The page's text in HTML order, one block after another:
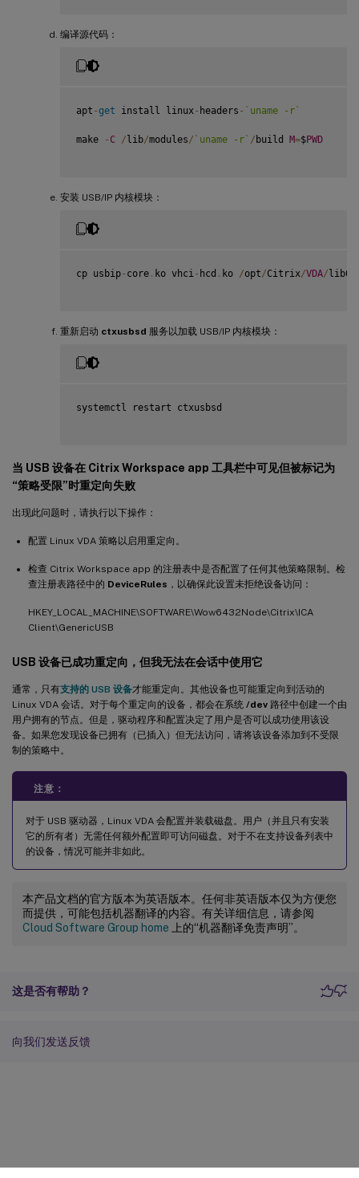
编译源代码：
apt -get install linux- headers - ` uname -r`
make - C /lib/modules/ ` uname -r` / build M=$PWD
安装 USB/IP 内核模块：
cp usbip- core . ko vhci - hcd . ko /opt/Citrix/VDA/lib64
重新启动 ctxusbsd 服务以加载 USB/IP 内核模块：
systemctl restart ctxusbsd
当 USB 设备在 Citrix Workspace app 工具栏中可见但被标记为
“策略受限”时重定向失败
出现此问题时，请执行以下操作：
配置 Linux VDA 策略以启用重定向。
检查 Citrix Workspace app 的注册表中是否配置了任何其他策略限制。检
查注册表路径中的 DeviceRules ，以确保此设置未拒绝设备访问：
HKEY_LOCAL_MACHINE\SOFTWARE\Wow6432Node\Citrix\ICA
Client\GenericUSB
USB 设备已成功重定向，但我无法在会话中使用它
通常，只有支持的 USB 设备才能重定向。其他设备也可能重定向到活动的
Linux VDA 会话。对于每个重定向的设备，都会在系统 /dev 路径中创建一个由
用户拥有的节点。但是，驱动程序和配置决定了用户是否可以成功使用该设
备。如果您发现设备已拥有（已插入）但无法访问，请将该设备添加到不受限
制的策略中。
注意：
对于 USB 驱动器，Linux VDA 会配置并装载磁盘。用户（并且只有安装
它的所有者）无需任何额外配置即可访问磁盘。对于不在支持设备列表中
的设备，情况可能并非如此。
本产品文档的官方版本为英语版本。任何非英语版本仅为方便您
而提供，可能包括机器翻译的内容。有关详细信息，请参阅
Cloud Software Group home 上的“机器翻译免责声明”。
这是否有帮助？
向我们发送反馈